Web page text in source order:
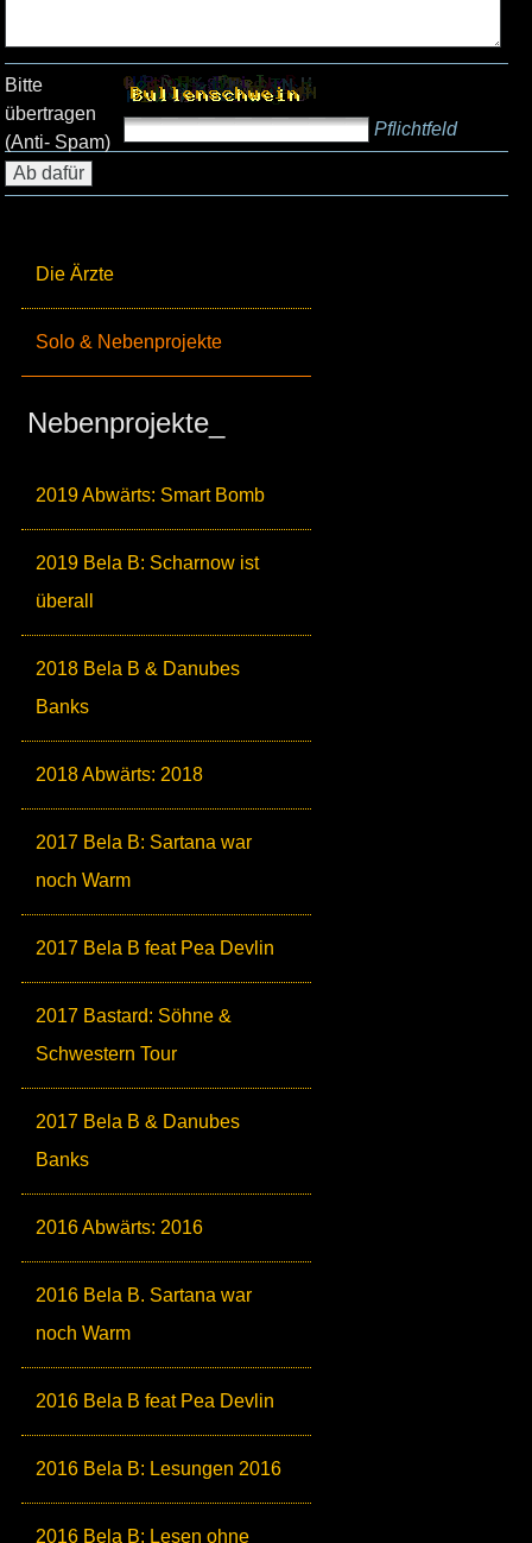
Die Ärzte
Solo & Nebenprojekte
Nebenprojekte_
2019 Abwärts: Smart Bomb
2019 Bela B: Scharnow ist
überall
2018 Bela B & Danubes
Banks
2018 Abwärts: 2018
2017 Bela B: Sartana war
noch Warm
2017 Bela B feat Pea Devlin
2017 Bastard: Söhne &
Schwestern Tour
2017 Bela B & Danubes
Banks
2016 Abwärts: 2016
2016 Bela B. Sartana war
noch Warm
2016 Bela B feat Pea Devlin
2016 Bela B: Lesungen 2016
2016 Bela B: Lesen ohne
Bitte
übertragen
(Anti- Spam)
Pflichtfeld